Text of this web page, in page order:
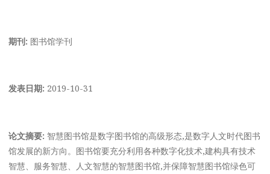
期刊: 图书馆学刊
发表日期: 2019-10-31
论文摘要: 智慧图书馆是数字图书馆的高级形态,是数字人文时代图书
馆发展的新方向。图书馆要充分利用各种数字化技术,建构具有技术
智慧、服务智慧、人文智慧的智慧图书馆,并保障智慧图书馆绿色可